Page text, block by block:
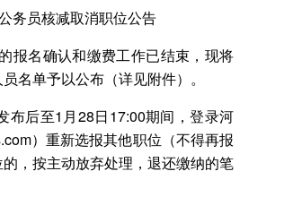
务员核减取消职位公告
名确认和缴费工作已结束，现将
名单予以公布（详见附件）。
后至1月28日17:00期间，登录河
）重新选报其他职位（不得再报
，按主动放弃处理，退还缴纳的笔